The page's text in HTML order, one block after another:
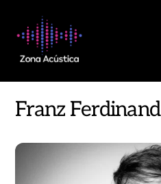
content
Franz Ferdinand